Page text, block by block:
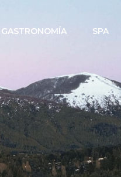
GASTRONOMÍA SPA